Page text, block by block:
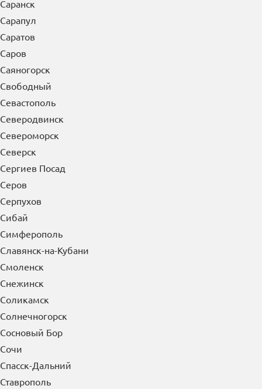
Саранск
Сарапул
Саратов
Саров
Саяногорск
Свободный
Севастополь
Северодвинск
Североморск
Северск
Сергиев Посад
Серов
Серпухов
Сибай
Симферополь
Славянск-на-Кубани
Смоленск
Снежинск
Соликамск
Солнечногорск
Сосновый Бор
Сочи
Спасск-Дальний
Ставрополь